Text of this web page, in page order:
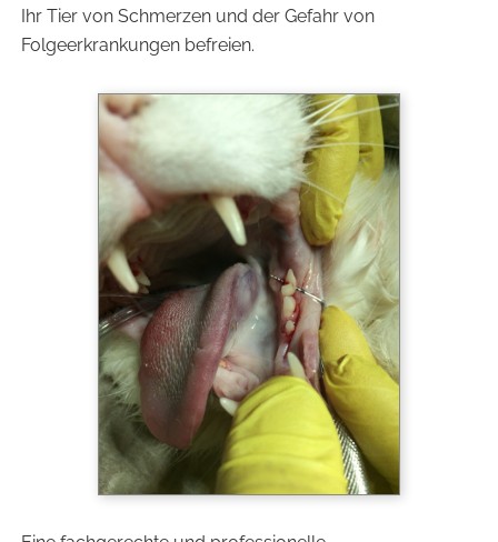
Ihr Tier von Schmerzen und der Gefahr von
Folgeerkrankungen befreien.